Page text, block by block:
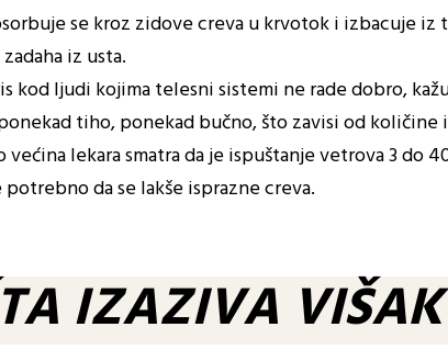
se kroz zidove creva u krvotok i izbacuje
iz usta.
kod ljudi kojima telesni sistemi ne rade dobro,
tiho, ponekad bučno, što zavisi od količine
lekara smatra da je ispuštanje vetrova 3 do
da se lakše isprazne creva.
IZAZIVA